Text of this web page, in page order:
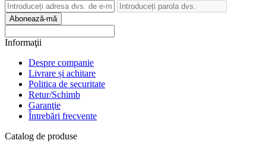
Abonează-mă
Informaţii
Despre companie
Livrare și achitare
Politica de securitate
Retur/Schimb
Garanţie
Întrebări frecvente
Catalog de produse